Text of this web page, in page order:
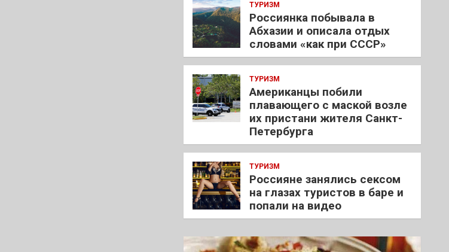
ТУРИЗМ
Россиянка побывала в
Абхазии и описала отдых
словами «как при СССР»
ТУРИЗМ
Американцы побили
плавающего с маской возле
их пристани жителя Санкт-
Петербурга
ТУРИЗМ
Россияне занялись сексом
на глазах туристов в баре и
попали на видео